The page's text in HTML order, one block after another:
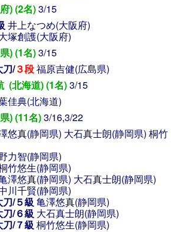
) (2名)3/15
井上なつめ(大阪府)
塚創護(大阪府)
) (1名)3/15
刀/３段福原吉健(広島県)
(北海道) (1名)3/15
佳典(北海道)
) (11名)3/16,3/22
悠真(静岡県) 大石真士朗(静岡県) 桐竹
力智(静岡県)
竹悠生(静岡県)
澤悠真(静岡県) 大石真士朗(静岡県)
川千賢(静岡県)
/５級 亀澤悠真(静岡県)
/６級 大石真士朗(静岡県)
/７級 桐竹悠生(静岡県)